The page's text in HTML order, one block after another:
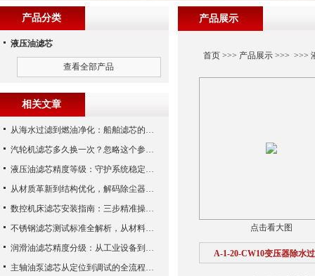
产品展示
首页>>> 产品展示>>> >>>
点击看大图
A-1-20-CW10变压器除水
产品分类
液压油滤芯
查看全部产品
相关文章
从海水过滤到燃油净化：船舶滤芯的多场景应用解析
汽轮机滤芯多久换一次？忽略这个参数，机组非停损失可能上百万！
液压油滤芯精度等级：守护系统稳定与寿命的“微米标尺”
从材质革新到结构优化，解码除尘器滤芯性能跃升的核心逻辑
数控机床滤芯安装指南：三步精准操作，杜绝设备“亚健康”
不锈钢滤芯测试标准全解析，从材料性能到应用场景的严苛验证
润滑油滤芯精度分级：从工业设备到精密系统的过滤密码
主轴油泵滤芯从定位到调试的全流程解析